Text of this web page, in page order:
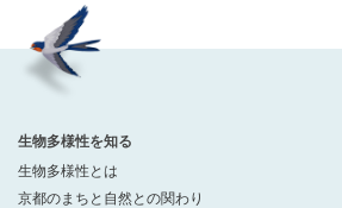
生物多様性を知る
生物多様性とは
京都のまちと自然との関わり